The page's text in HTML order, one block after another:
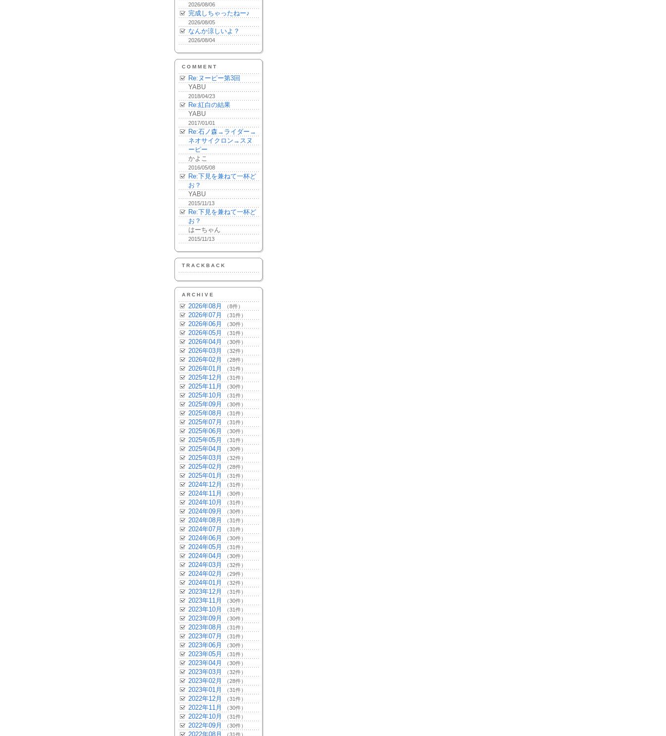
2026/08/06
完成しちゃったねー♪
2026/08/05
なんか涼しいよ？
2026/08/04
COMMENT
Re:ヌーピー第3回
YABU
2018/04/23
Re:紅白の結果
YABU
2017/01/01
Re:石ノ森→ライダー→
ネオサイクロン→スヌ
ーピー
かよこ
2016/05/08
Re:下見を兼ねて一杯ど
お？
YABU
2015/11/13
Re:下見を兼ねて一杯ど
お？
はーちゃん
2015/11/13
TRACKBACK
ARCHIVE
2026年08月 （8件）
2026年07月 （31件）
2026年06月 （30件）
2026年05月 （31件）
2026年04月 （30件）
2026年03月 （32件）
2026年02月 （28件）
2026年01月 （31件）
2025年12月 （31件）
2025年11月 （30件）
2025年10月 （31件）
2025年09月 （30件）
2025年08月 （31件）
2025年07月 （31件）
2025年06月 （30件）
2025年05月 （31件）
2025年04月 （30件）
2025年03月 （32件）
2025年02月 （28件）
2025年01月 （31件）
2024年12月 （31件）
2024年11月 （30件）
2024年10月 （31件）
2024年09月 （30件）
2024年08月 （31件）
2024年07月 （31件）
2024年06月 （30件）
2024年05月 （31件）
2024年04月 （30件）
2024年03月 （32件）
2024年02月 （29件）
2024年01月 （32件）
2023年12月 （31件）
2023年11月 （30件）
2023年10月 （31件）
2023年09月 （30件）
2023年08月 （31件）
2023年07月 （31件）
2023年06月 （30件）
2023年05月 （31件）
2023年04月 （30件）
2023年03月 （32件）
2023年02月 （28件）
2023年01月 （31件）
2022年12月 （31件）
2022年11月 （30件）
2022年10月 （31件）
2022年09月 （30件）
2022年08月 （31件）